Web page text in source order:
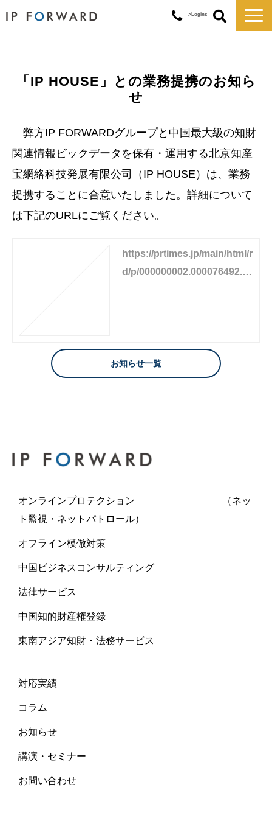
>Logins
コラム
講演・セミナー
企業情報
「IP HOUSE」との業務提携のお知ら
せ
弊方IP FORWARDグループと中国最大級の知財
関連情報ビックデータを保有・運用する北京知産
宝網絡科技発展有限公司（IP HOUSE）は、業務
提携することに合意いたしました。詳細について
は下記のURLにご覧ください。
https://prtimes.jp/main/html/r
d/p/000000002.000076492.ht
お知らせ一覧
オンラインプロテクション （ネッ
ト監視・ネットパトロール）
オフライン模倣対策
中国ビジネスコンサルティング
法律サービス
中国知的財産権登録
東南アジア知財・法務サービス
対応実績
コラム
お知らせ
講演・セミナー
お問い合わせ